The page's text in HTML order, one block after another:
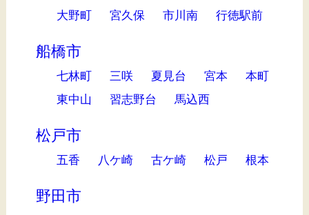
大野町 宮久保 市川南 行徳駅前
船橋市
七林町 三咲 夏見台 宮本
本町
東中山
習志野台 馬込西
松戸市
五香 八ケ崎 古ケ崎 松戸 根本
野田市